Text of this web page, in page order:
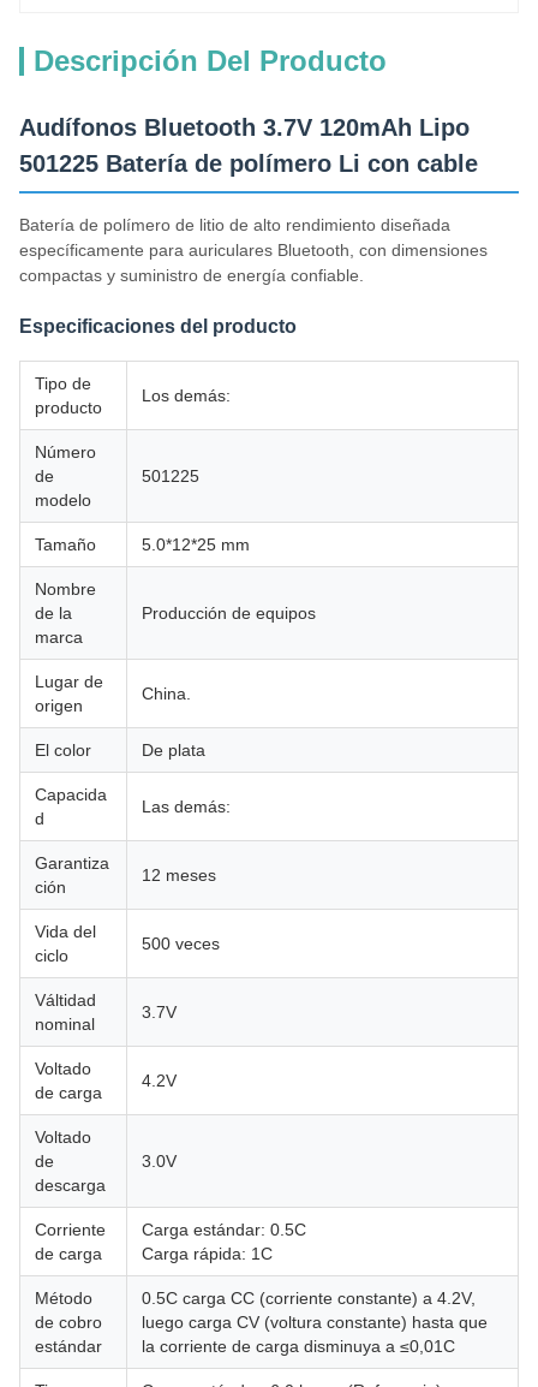
Descripción Del Producto
Audífonos Bluetooth 3.7V 120mAh Lipo
501225 Batería de polímero Li con cable
Batería de polímero de litio de alto rendimiento diseñada
específicamente para auriculares Bluetooth, con dimensiones
compactas y suministro de energía confiable.
Especificaciones del producto
Tipo de
producto
Los demás:
Número
de
modelo
501225
Tamaño 5.0*12*25 mm
Nombre
de la
marca
Producción de equipos
Lugar de
origen
China.
El color De plata
Capacida
d
Las demás:
Garantiza
ción
12 meses
Vida del
ciclo
500 veces
Válti­dad
nominal
3.7V
Voltado
de carga
4.2V
Voltado
de
descarga
3.0V
Corriente
de carga
Carga estándar: 0.5C
Carga rápida: 1C
Método
de cobro
estándar
0.5C carga CC (corriente constante) a 4.2V,
luego carga CV (voltura constante) hasta que
la corriente de carga disminuya a ≤0,01C